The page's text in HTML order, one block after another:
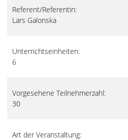
Referent/Referentin:
Lars Galonska
Unterrichtseinheiten:
6
Vorgesehene Teilnehmerzahl:
30
Art der Veranstaltung: